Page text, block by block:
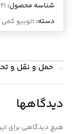
شناسه محصول:
دسته: اتوبیو کمی
حمل و نقل و
دیدگاهها
هیچ دیدگاهی برای